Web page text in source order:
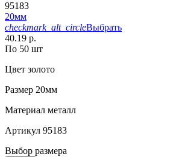
95183
20мм
checkmark_alt_circleВыбрать
40.19 р.
По 50 шт
Цвет золото
Размер 20мм
Материал металл
Артикул 95183
Выбор размера